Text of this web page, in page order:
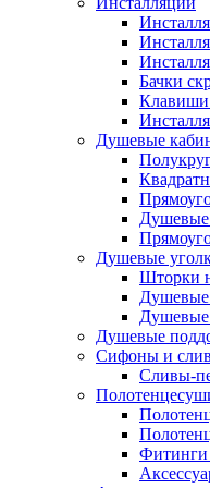
Бачки
Клавиши
Душевые
Душевые
Шторки
Душевые
Душевые
Душевые
Сифоны и
Сливы-
Фитинги